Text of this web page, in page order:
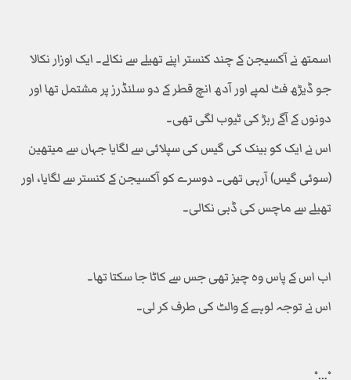
اسمتھ نے آکسیجن کے چند کنستر اپنے تھیلے سے نکالے۔ ایک اوزار نکالا
جو ڈیڑھ فٹ لمبے اور آدھ انچ قطر کے دو سلنڈرز پر مشتمل تھا اور
دونوں کے آگے ربڑ کی ٹیوب لگی تھی۔
اس نے ایک کو بینک کی گیس کی سپلائی سے لگایا جہاں سے میتھین
(سوئی گیس) آرہی تھی۔ دوسرے کو آکسیجن کے کنستر سے لگایا، اور
تھیلے سے ماچس کی ڈبی نکالی۔
اب اس کے پاس وہ چیز تھی جس سے کاٹا جا سکتا تھا۔
اس نے توجہ لوہے کے والٹ کی طرف کر لی۔
٭…٭